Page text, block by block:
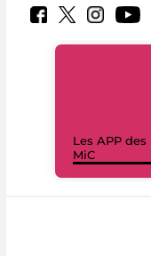
Les APP des
MiC